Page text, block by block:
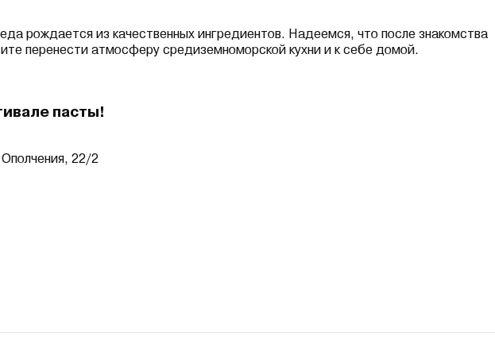
рождается из качественных ингредиентов. Надеемся, что после знакомства
перенести атмосферу средиземноморской кухни и к себе домой.
пасты!
22/2